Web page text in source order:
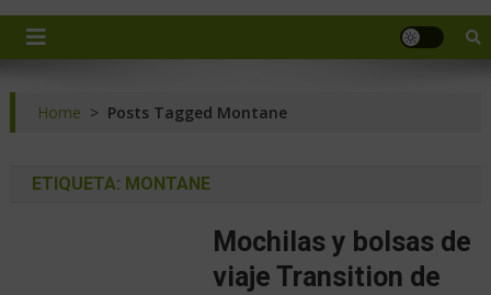
Home > Posts Tagged Montane
ETIQUETA: MONTANE
Mochilas y bolsas de
viaje Transition de